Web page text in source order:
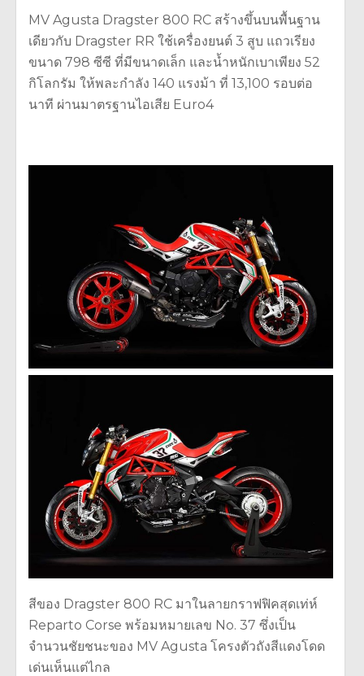
MV Agusta Dragster 800 RC สร้างขึ้นบนพื้นฐาน
เดียวกับ Dragster RR ใช้เครื่องยนต์ 3 สูบ แถวเรียง
ขนาด 798 ซีซี ที่มีขนาดเล็ก และน้ำหนักเบาเพียง 52
กิโลกรัม ให้พละกำลัง 140 แรงม้า ที่ 13,100 รอบต่อ
นาที ผ่านมาตรฐานไอเสีย Euro4
สีของ Dragster 800 RC มาในลายกราฟฟิคสุดเท่ห์
Reparto Corse พร้อมหมายเลข No. 37 ซึ่งเป็น
จำนวนชัยชนะของ MV Agusta โครงตัวถังสีแดงโดด
เด่นเห็นแต่ไกล